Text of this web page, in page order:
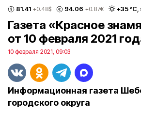
81.41 +0.48$ 94.06 +0.87€ +35°С,
Газета «Красное
от 10 февраля 2021
10 февраля 2021, 09:03
Информационная газета
городского округа